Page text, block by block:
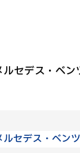
ルセデス・ベ
セデス・ベン